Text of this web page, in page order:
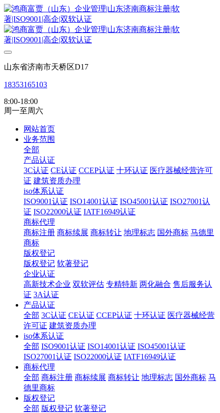
山东省济南市天桥区D17
18353165103
8:00-18:00
周一至周六
网站首页
业务范围
全部
产品认证
3C认证 CE认证 CCEP认证 十环认证 医疗器械经营许可
证 建筑资质办理
iso体系认证
ISO9001认证 ISO14001认证 ISO45001认证 ISO27001认
证 ISO22000认证 IATF16949认证
商标代理
商标注册 商标续展 商标转让 地理标志 国外商标 马德里
商标
版权登记
版权登记 软著登记
企业认证
高新技术企业 双软评估 专精特新 两化融合 售后服务认
证 3A认证
产品认证
全部 3C认证 CE认证 CCEP认证 十环认证 医疗器械经营
许可证 建筑资质办理
iso体系认证
全部 ISO9001认证 ISO14001认证 ISO45001认证
ISO27001认证 ISO22000认证 IATF16949认证
商标代理
全部 商标注册 商标续展 商标转让 地理标志 国外商标 马
德里商标
版权登记
全部 版权登记 软著登记